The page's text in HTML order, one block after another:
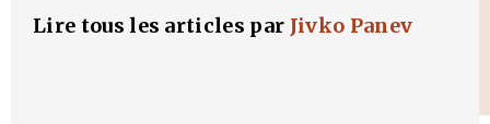
Lire tous les articles par Jivko Panev